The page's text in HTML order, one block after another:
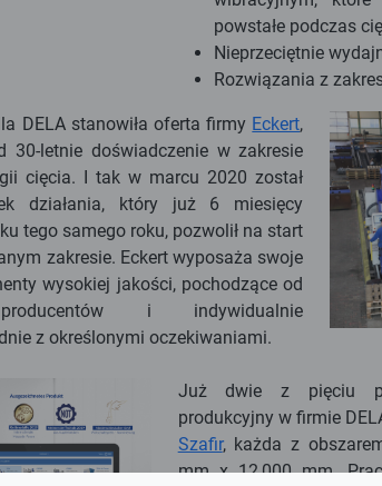
powstałe podczas
Nieprzeciętnie
Rozwiązania z
DELA stanowiła oferta firmy Eckert,
30-letnie doświadczenie w zakresie
cięcia. I tak w marcu 2020 został
działania, który już 6 miesięcy
tego samego roku, pozwolił na start
zakresie. Eckert wyposaża swoje
wysokiej jakości, pochodzące od
i indywidualnie
z określonymi oczekiwaniami.
Już dwie z pięciu
produkcyjny w firmie
Szafir, każda z
mm x 12,000 mm.